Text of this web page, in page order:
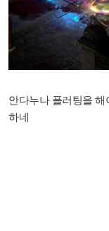
안다누나 플러팅을
하네